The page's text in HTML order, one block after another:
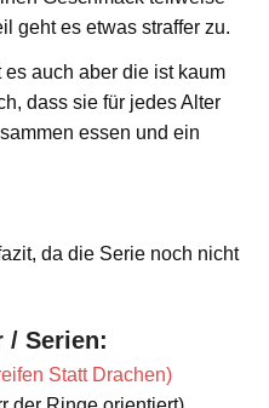
geht es etwas straffer zu.
auch aber die ist kaum
dass sie für jedes Alter
essen und ein
da die Serie noch nicht
/ Serien:
Statt Drachen)